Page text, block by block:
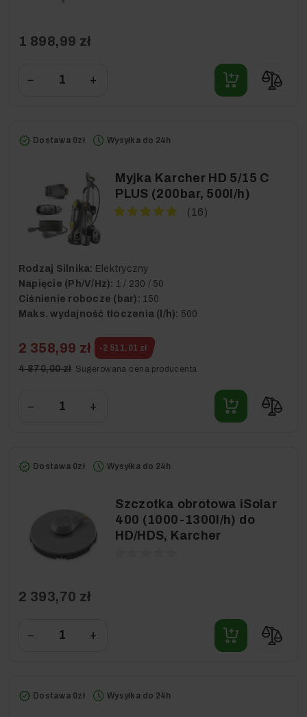
1 898,99 zł
− +
Dostawa 0zł Wysyłka do 24h
Myjka Karcher HD 5/15 C
PLUS (200bar, 500l/h)
(16)
Rodzaj Silnika: Elektryczny
Napięcie (Ph/V/Hz): 1 / 230 / 50
Ciśnienie robocze (bar): 150
Maks. wydajność tłoczenia (l/h): 500
2 358,99 zł -2 511,01 zł
4 870,00 zł Sugerowana cena producenta
− +
Dostawa 0zł Wysyłka do 24h
Szczotka obrotowa iSolar
400 (1000-1300l/h) do
HD/HDS, Karcher
2 393,70 zł
− +
Dostawa 0zł Wysyłka do 24h